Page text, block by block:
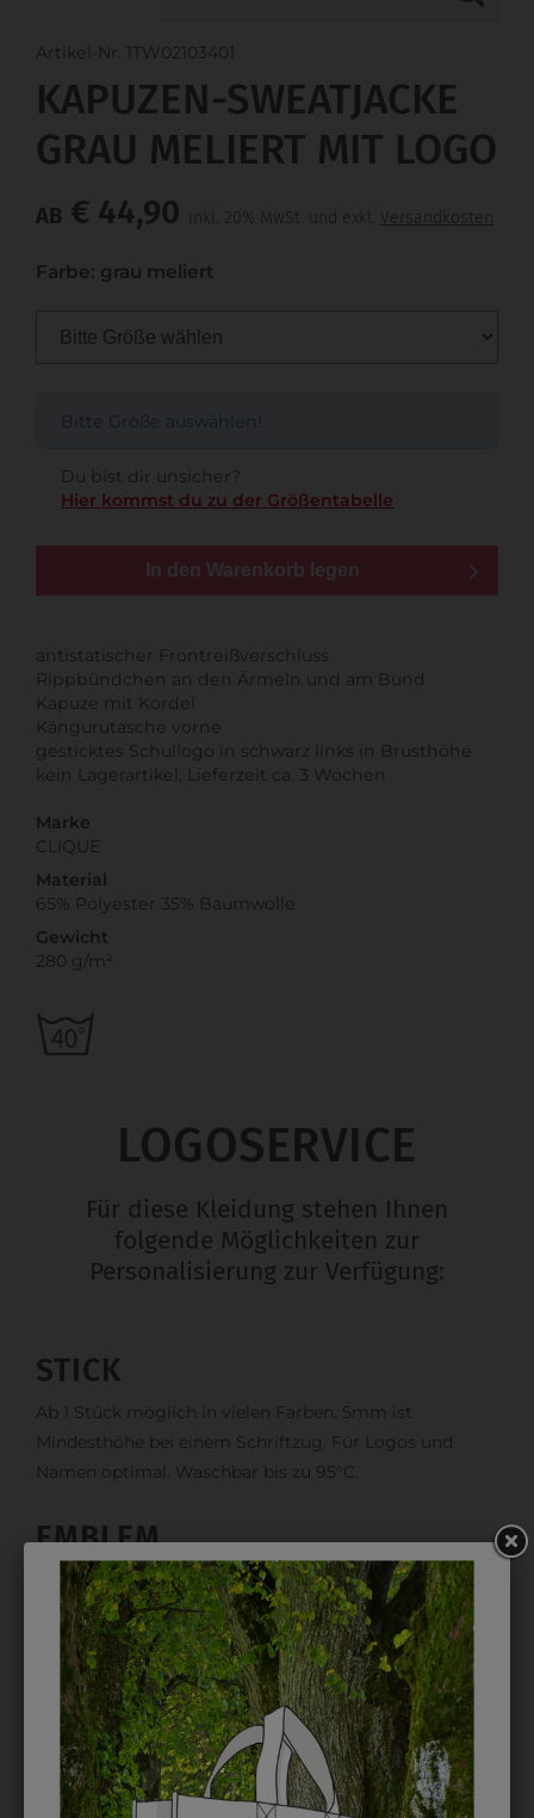
Artikel-Nr. 1TW02103401
KAPUZEN-SWEATJACKE
GRAU MELIERT MIT LOGO
AB € 44,90 inkl. 20% MwSt. und exkl. Versandkosten
Farbe: grau meliert
Bitte Größe auswählen!
Du bist dir unsicher?
Hier kommst du zu der Größentabelle
In den Warenkorb legen
antistatischer Frontreißverschluss
Rippbündchen an den Ärmeln und am Bund
Kapuze mit Kordel
Kängurutasche vorne
gesticktes Schullogo in schwarz links in Brusthöhe
kein Lagerartikel, Lieferzeit ca. 3 Wochen
Marke
CLIQUE
Material
65% Polyester 35% Baumwolle
Gewicht
280 g/m²
LOGOSERVICE
Für diese Kleidung stehen Ihnen
folgende Möglichkeiten zur
Personalisierung zur Verfügung:
STICK
Ab 1 Stück möglich in vielen Farben. 5mm ist
Mindesthöhe bei einem Schriftzug. Für Logos und
Namen optimal. Waschbar bis zu 95°C.
EMBLEM
Kann gestickt oder bedruckt werden. Sehr vielseitig
einsetzbar und beim Sticken wieder ab 1 Stück
möglich.
DRUCK
Perfekt für große Logos und für kleine Details, jedoch
kostet jede Farbe extra und ist erst ab 12 Stück
möglich. Waschbar bis zu 60°C.